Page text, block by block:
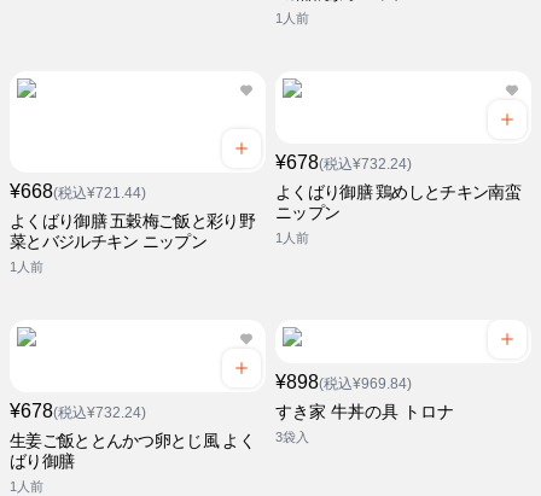
1人前
¥668(税込¥721.44)
よくばり御膳 五穀梅ご飯と彩り野
菜とバジルチキン ニップン
1人前
¥678(税込¥732.24)
よくばり御膳 鶏めしとチキン南蛮
ニップン
1人前
¥678(税込¥732.24)
生姜ご飯ととんかつ卵とじ風 よく
ばり御膳
1人前
¥898(税込¥969.84)
すき家 牛丼の具 トロナ
3袋入